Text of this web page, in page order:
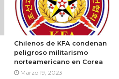
Chilenos de KFA condenan
peligroso militarismo
norteamericano en Corea
Marzo 19, 2023